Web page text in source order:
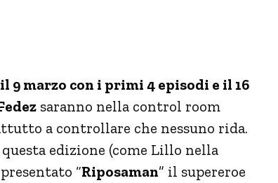
9 marzo con i primi 4 episodi e il 16
saranno nella control room
a controllare che nessuno rida.
edizione (come Lillo nella
“Riposaman” il supereroe